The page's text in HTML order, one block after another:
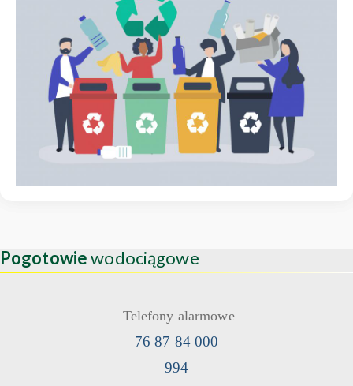
Pogotowiewodociągowe
Telefony alarmowe
76 87 84 000
994